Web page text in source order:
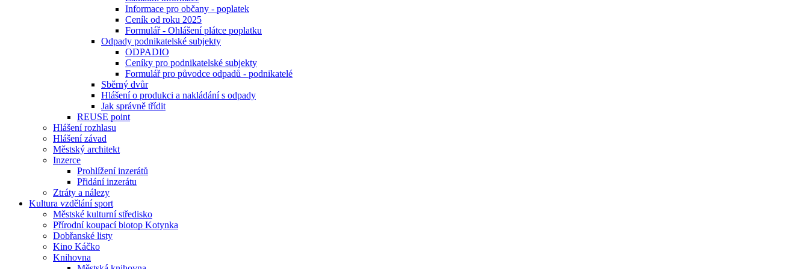
Informace pro občany - poplatek
Ceník od roku 2025
Formulář - Ohlášení plátce poplatku
Odpady podnikatelské subjekty
ODPADIO
Ceníky pro podnikatelské subjekty
Formulář pro původce odpadů - podnikatelé
Sběrný dvůr
Hlášení o produkci a nakládání s odpady
Jak správně třídit
REUSE point
Hlášení rozhlasu
Hlášení závad
Městský architekt
Inzerce
Prohlížení inzerátů
Přidání inzerátu
Ztráty a nálezy
Kultura vzdělání sport
Městské kulturní středisko
Přírodní koupací biotop Kotynka
Dobřanské listy
Kino Káčko
Knihovna